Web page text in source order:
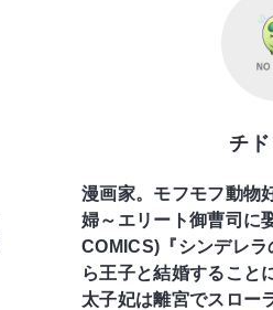
チ
漫画家。モフモフ動物
婦～エリート御曹司に
COMICS)『シンデレ
ら王子と結婚すること
太子妃は離宮でスロー